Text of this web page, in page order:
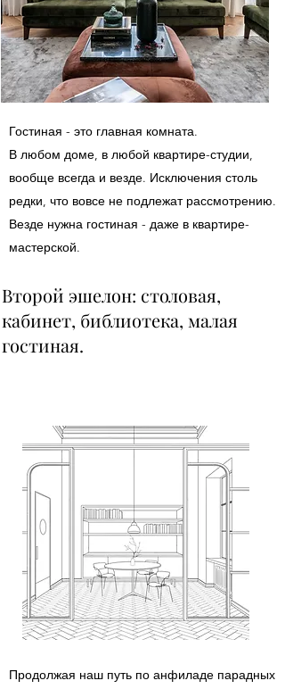
Гостиная - это главная комната.
В любом доме, в любой квартире-студии,
вообще всегда и везде. Исключения столь
редки, что вовсе не подлежат рассмотрению.
Везде нужна гостиная - даже в квартире-
мастерской.
Второй эшелон: столовая,
кабинет, библиотека, малая
гостиная.
Продолжая наш путь по анфиладе парадных